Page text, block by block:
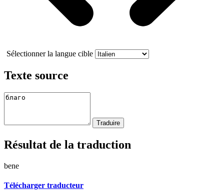
Sélectionner la langue cible
Texte source
Résultat de la traduction
bene
Télécharger traducteur